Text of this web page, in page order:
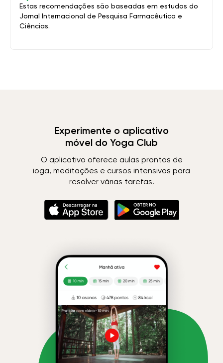
Estas recomendações são baseadas em estudos do
Jornal Internacional de Pesquisa Farmacêutica e
Ciências.
Experimente o aplicativo
móvel do Yoga Club
O aplicativo oferece aulas prontas de
ioga, meditações e cursos intensivos para
resolver várias tarefas.